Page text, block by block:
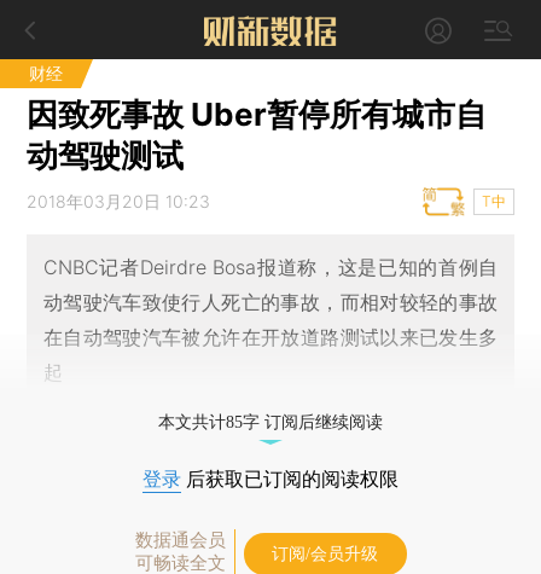
财经
因致死事故 Uber暂停所有城市自
动驾驶测试
2018年03月20日 10:23 T中
CNBC记者Deirdre Bosa报道称，这是已知的首例自
动驾驶汽车致使行人死亡的事故，而相对较轻的事故
在自动驾驶汽车被允许在开放道路测试以来已发生多
起
本文共计85字 订阅后继续阅读
登录 后获取已订阅的阅读权限
数据通会员
可畅读全文
订阅/会员升级